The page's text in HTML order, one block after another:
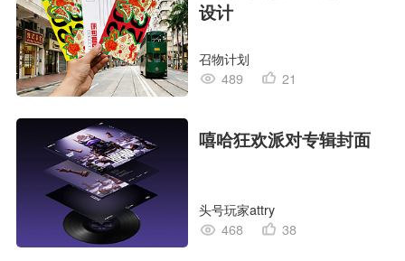
设计
召物计划
489
21
嘻哈狂欢派对专辑封面
头号玩家attry
468
38